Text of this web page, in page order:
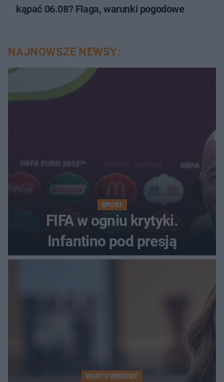
kąpać 06.08? Flaga, warunki pogodowe
NAJNOWSZE NEWSY:
SPORT
FIFA w ogniu krytyki.
Infantino pod presją
WARTO WIEDZIEĆ